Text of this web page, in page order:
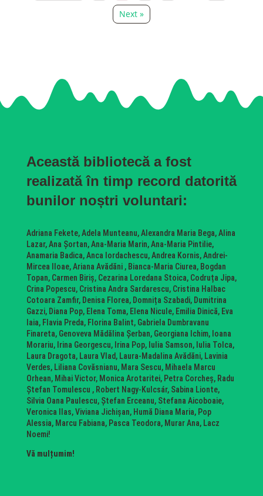
Next »
Această bibliotecă a fost
realizată în timp record datorită
bunilor noștri voluntari:
Adriana Fekete, Adela Munteanu, Alexandra Maria Bega, Alina
Lazar, Ana Șortan, Ana-Maria Marin, Ana-Maria Pintilie,
Anamaria Badica, Anca Iordachescu, Andrea Kornis, Andrei-
Mircea Iloae, Ariana Avădăni , Bianca-Maria Ciurea, Bogdan
Topan, Carmen Biriș, Cezarina Loredana Stoica, Codruța Jipa,
Crina Popescu, Cristina Andra Sardarescu, Cristina Halbac
Cotoara Zamfir, Denisa Florea, Domnița Szabadi, Dumitrina
Gazzi, Diana Pop, Elena Toma, Elena Nicule, Emilia Dinică, Eva
Iaia, Flavia Preda, Florina Balint, Gabriela Dumbravanu
Finareta, Genoveva Mădălina Șerban, Georgiana Ichim, Ioana
Morariu, Irina Georgescu, Irina Pop, Iulia Samson, Iulia Tolca,
Laura Dragota, Laura Vlad, Laura-Madalina Avădăni, Lavinia
Verdes, Liliana Covăsnianu, Mara Sescu, Mihaela Marcu
Orhean, Mihai Victor, Monica Arotaritei, Petra Corcheș, Radu
Ștefan Tomulescu , Robert Nagy-Kulcsár, Sabina Lionte,
Silvia Oana Paulescu, Ștefan Erceanu, Stefana Aicoboaie,
Veronica Ilas, Viviana Jichișan, Humă Diana Maria, Pop
Alessia, Marcu Fabiana, Pasca Teodora, Murar Ana, Lacz
Noemi!
Vă mulțumim!